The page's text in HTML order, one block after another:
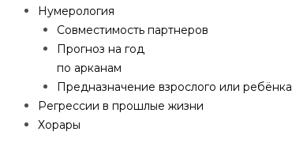
Нумерология
Совместимость партнеров
Прогноз на год
по арканам
Предназначение взрослого или ребёнка
Регрессии в прошлые жизни
Хорары